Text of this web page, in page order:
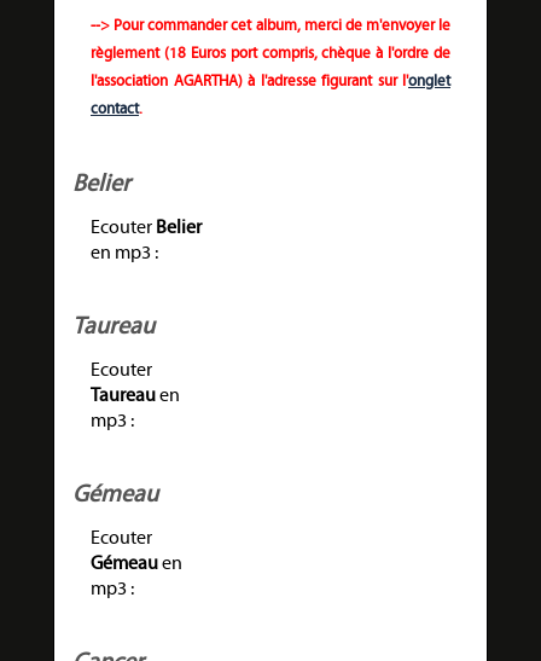
--> Pour commander cet album, merci de m'envoyer le
règlement (18 Euros port compris,chèque à l'ordre de
l'association AGARTHA) à l'adresse figurant sur l'onglet
contact.
Belier
Ecouter Belier
en mp3 :
Taureau
Ecouter
Taureauen
mp3 :
Gémeau
Ecouter
Gémeauen
mp3 :